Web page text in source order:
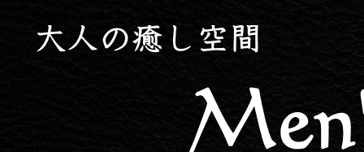
専用個室でメンズエステ、ヘアカット・顔そり・シェービング・眉カット・ワッ